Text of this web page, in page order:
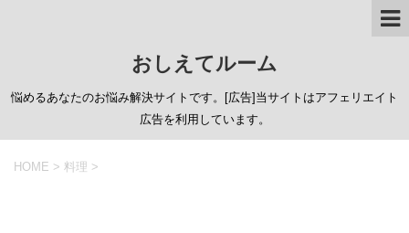
おしえてルーム
悩めるあなたのお悩み解決サイトです。[広告]当サイトはアフェリエイト
広告を利用しています。
HOME > 料理 >